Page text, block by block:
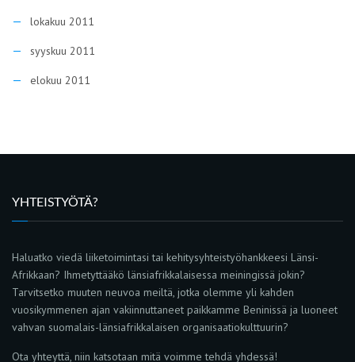
lokakuu 2011
syyskuu 2011
elokuu 2011
YHTEISTYÖTÄ?
Haluatko viedä liiketoimintasi tai kehitysyhteistyöhankkeesi Länsi-
Afrikkaan? Ihmetyttääkö länsiafrikkalaisessa meiningissä jokin?
Tarvitsetko muuten neuvoa meiltä, jotka olemme yli kahden
vuosikymmenen ajan vakiinnuttaneet paikkamme Beninissä ja luoneet
vahvan suomalais-länsiafrikkalaisen organisaatiokulttuurin?
Ota yhteyttä, niin katsotaan mitä voimme tehdä yhdessä!